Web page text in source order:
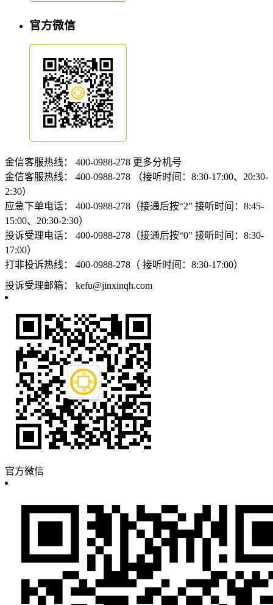
官方微信
金信客服热线： 400-0988-278 更多分机号
金信客服热线：
400-0988-278 （接听时间：8:30-17:00、20:30-
2:30）
应急下单电话：
400-0988-278（接通后按“2” 接听时间：8:45-
15:00、20:30-2:30）
投诉受理电话：
400-0988-278（接通后按“0” 接听时间：8:30-
17:00）
打非投诉热线：
400-0988-278（ 接听时间：8:30-17:00）
投诉受理邮箱：
kefu@jinxinqh.com
官方微信